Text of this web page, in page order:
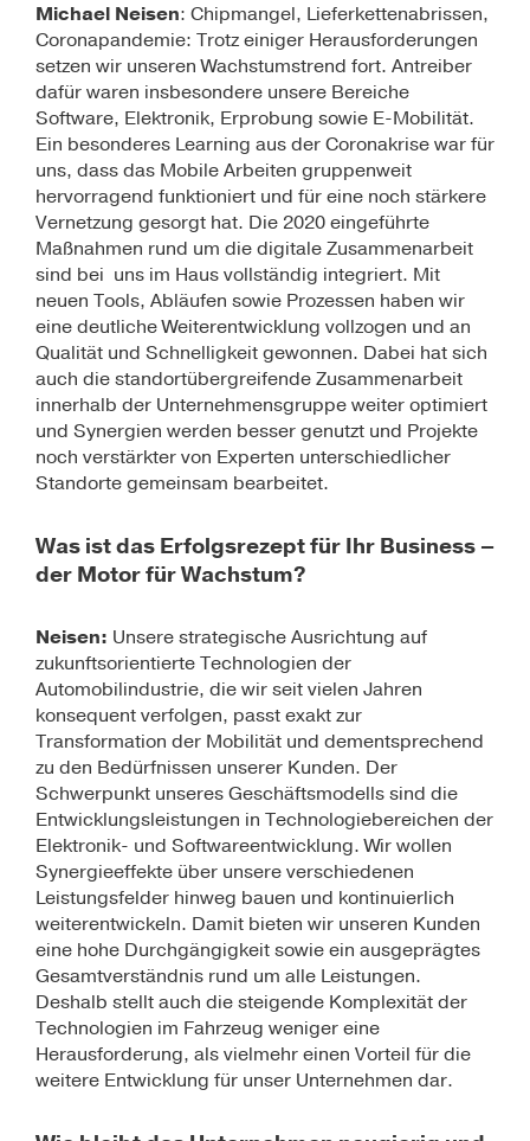
Michael Neisen: Chipmangel, Lieferkettenabrissen,
Coronapandemie: Trotz einiger Herausforderungen
setzen wir unseren Wachstumstrend fort. Antreiber
dafür waren insbesondere unsere Bereiche
Software, Elektronik, Erprobung sowie E-Mobilität.
Ein besonderes Learning aus der Coronakrise war für
uns, dass das Mobile Arbeiten gruppenweit
hervorragend funktioniert und für eine noch stärkere
Vernetzung gesorgt hat. Die 2020 eingeführte
Maßnahmen rund um die digitale Zusammenarbeit
sind bei uns im Haus vollständig integriert. Mit
neuen Tools, Abläufen sowie Prozessen haben wir
eine deutliche Weiterentwicklung vollzogen und an
Qualität und Schnelligkeit gewonnen. Dabei hat sich
auch die standortübergreifende Zusammenarbeit
innerhalb der Unternehmensgruppe weiter optimiert
und Synergien werden besser genutzt und Projekte
noch verstärkter von Experten unterschiedlicher
Standorte gemeinsam bearbeitet.
Was ist das Erfolgsrezept für Ihr Business –
der Motor für Wachstum?
Neisen: Unsere strategische Ausrichtung auf
zukunftsorientierte Technologien der
Automobilindustrie, die wir seit vielen Jahren
konsequent verfolgen, passt exakt zur
Transformation der Mobilität und dementsprechend
zu den Bedürfnissen unserer Kunden. Der
Schwerpunkt unseres Geschäftsmodells sind die
Entwicklungsleistungen in Technologiebereichen der
Elektronik- und Softwareentwicklung. Wir wollen
Synergieeffekte über unsere verschiedenen
Leistungsfelder hinweg bauen und kontinuierlich
weiterentwickeln. Damit bieten wir unseren Kunden
eine hohe Durchgängigkeit sowie ein ausgeprägtes
Gesamtverständnis rund um alle Leistungen.
Deshalb stellt auch die steigende Komplexität der
Technologien im Fahrzeug weniger eine
Herausforderung, als vielmehr einen Vorteil für die
weitere Entwicklung für unser Unternehmen dar.